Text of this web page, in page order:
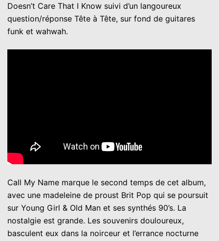
Doesn’t Care That I Know suivi d’un langoureux
question/réponse Tête à Tête, sur fond de guitares
funk et wahwah.
Call My Name marque le second temps de cet album,
avec une madeleine de proust Brit Pop qui se poursuit
sur Young Girl & Old Man et ses synthés 90’s. La
nostalgie est grande. Les souvenirs douloureux,
basculent eux dans la noirceur et l’errance nocturne